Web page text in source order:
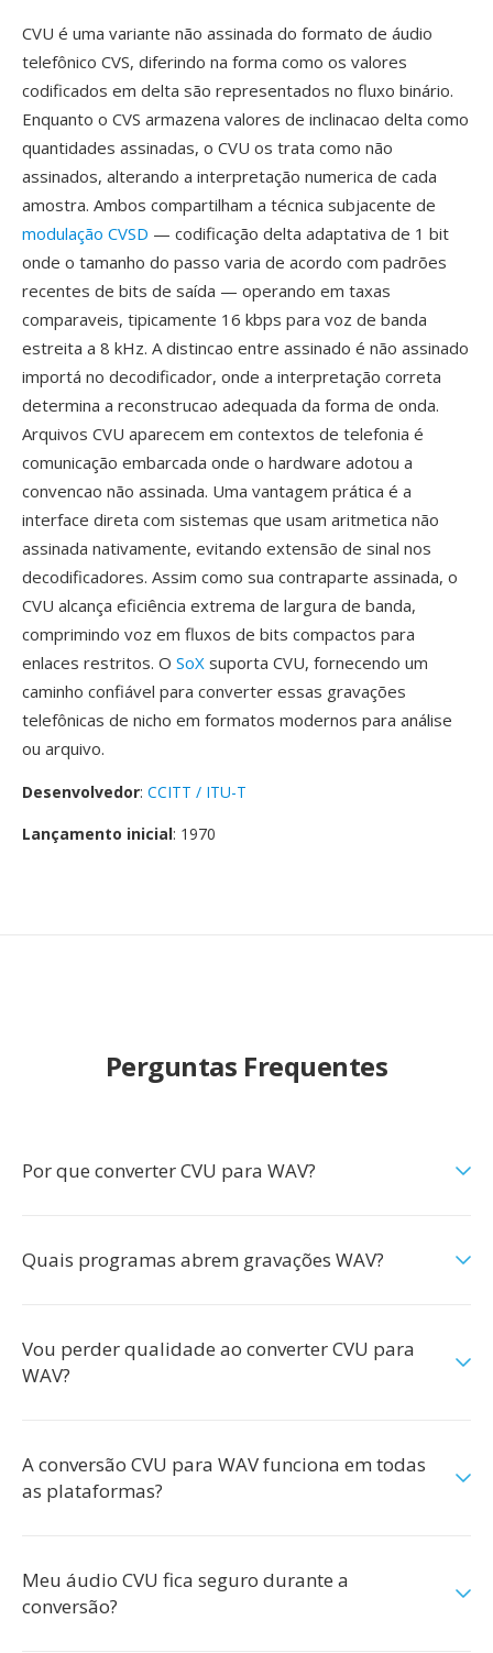
CVU é uma variante não assinada do formato de áudio
telefônico CVS, diferindo na forma como os valores
codificados em delta são representados no fluxo binário.
Enquanto o CVS armazena valores de inclinacao delta como
quantidades assinadas, o CVU os trata como não
assinados, alterando a interpretação numerica de cada
amostra. Ambos compartilham a técnica subjacente de
modulação CVSD — codificação delta adaptativa de 1 bit
onde o tamanho do passo varia de acordo com padrões
recentes de bits de saída — operando em taxas
comparaveis, tipicamente 16 kbps para voz de banda
estreita a 8 kHz. A distincao entre assinado é não assinado
importá no decodificador, onde a interpretação correta
determina a reconstrucao adequada da forma de onda.
Arquivos CVU aparecem em contextos de telefonia é
comunicação embarcada onde o hardware adotou a
convencao não assinada. Uma vantagem prática é a
interface direta com sistemas que usam aritmetica não
assinada nativamente, evitando extensão de sinal nos
decodificadores. Assim como sua contraparte assinada, o
CVU alcança eficiência extrema de largura de banda,
comprimindo voz em fluxos de bits compactos para
enlaces restritos. O SoX suporta CVU, fornecendo um
caminho confiável para converter essas gravações
telefônicas de nicho em formatos modernos para análise
ou arquivo.
Desenvolvedor: CCITT / ITU-T
Lançamento inicial: 1970
Perguntas Frequentes
Por que converter CVU para WAV?
Quais programas abrem gravações WAV?
Vou perder qualidade ao converter CVU para
WAV?
A conversão CVU para WAV funciona em todas
as plataformas?
Meu áudio CVU fica seguro durante a
conversão?